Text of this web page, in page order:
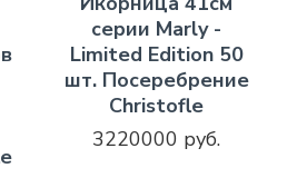
серии Marly -
Limited Edition 50
шт. Посеребрение
Christofle
3220000 руб.